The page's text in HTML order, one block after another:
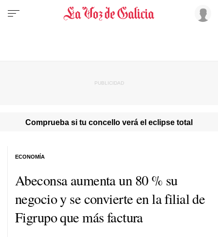
Comprueba si tu concello verá el eclipse total
Abeconsa aumenta un 80 % su
negocio y se convierte en la filial de
Figrupo que más factura
ECONOMÍA